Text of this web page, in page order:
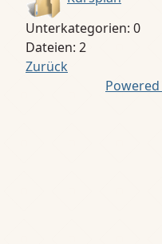
Unterkategorien: 0
Dateien: 2
Zurück